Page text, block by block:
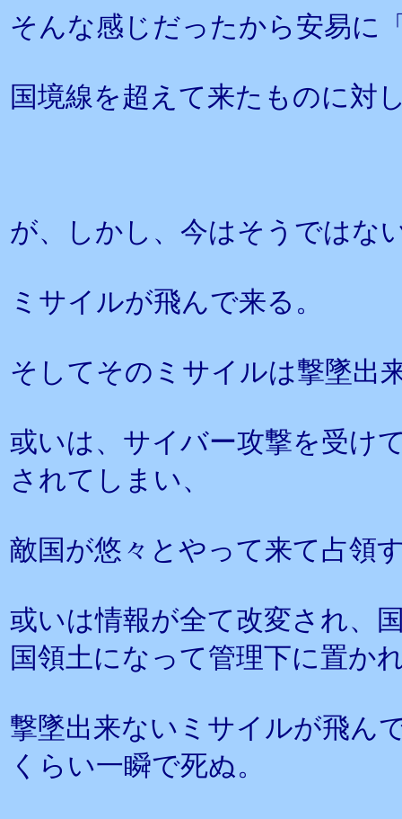
そんな感じだったから安易に
国境線を超えて来たものに対
が、しかし、今はそうではな
ミサイルが飛んで来る。
そしてそのミサイルは撃墜出
或いは、サイバー攻撃を受け
されてしまい、
敵国が悠々とやって来て占領
或いは情報が全て改変され、
国領土になって管理下に置か
撃墜出来ないミサイルが飛ん
くらい一瞬で死ぬ。